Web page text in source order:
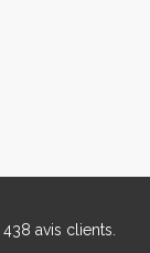
438 avis clients.